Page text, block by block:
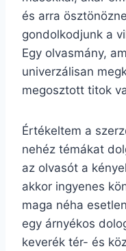
és arra
gondolkodjunk a
Egy olvasmány,
univerzálisan
megosztott titok
Értékeltem a
nehéz témákat
az olvasót a
akkor ingyenes
maga néha
egy árnyékos
keverék tér- és